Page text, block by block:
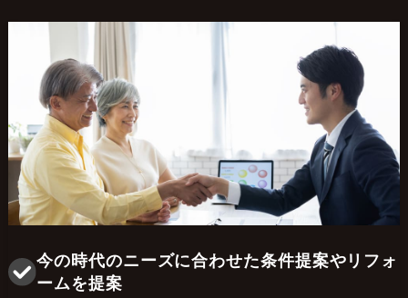
今の時代のニーズに合わせた条件提案やリフォ
ームを提案